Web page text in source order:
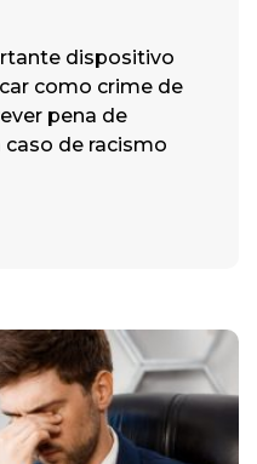
dispositivo
como crime de
pena de
de racismo